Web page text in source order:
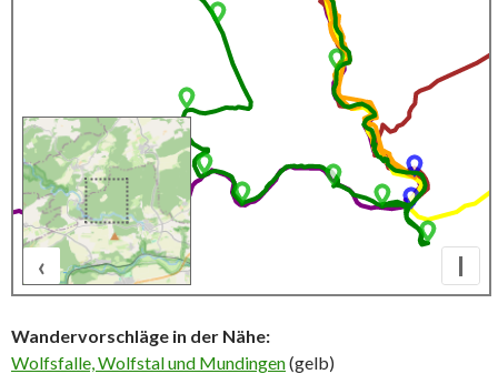
I
500 m
‹
Wandervorschläge in der Nähe:
Wolfsfalle, Wolfstal und Mundingen(gelb)